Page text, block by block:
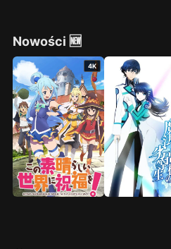
Nowości 🆕
4K